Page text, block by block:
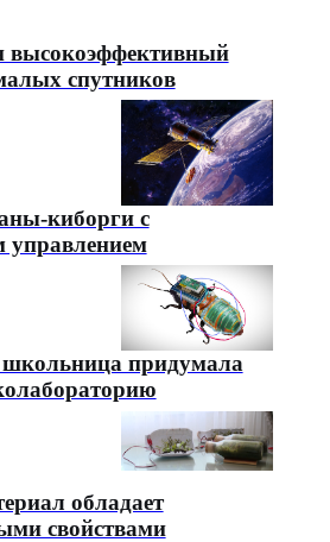
высокоэффективный
спутников
киборги с
управлением
школьница придумала
обладает
свойствами